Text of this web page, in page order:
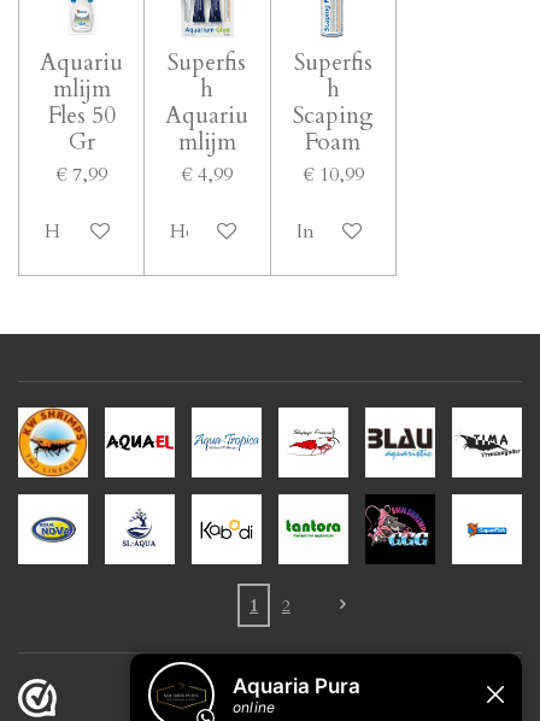
Aquariu
mlijm
Fles 50
Gr
€ 7,99
Houd mij op de hoogte
Superfis
h
Aquariu
mlijm
€ 4,99
Houd mij op de hoogte
Superfis
h
Scaping
Foam
€ 10,99
In winkelwagen
1 2